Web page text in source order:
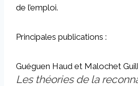
de l’emploi.
Principales publications :
Guéguen Haud et Malochet
Les théories de la